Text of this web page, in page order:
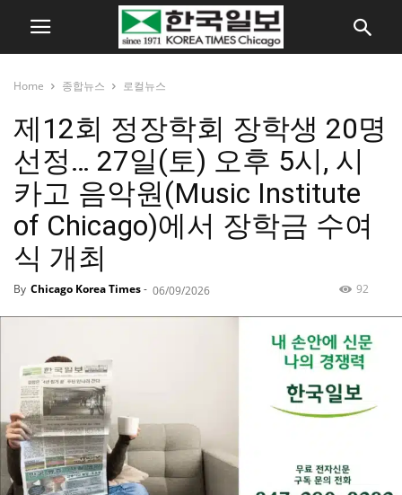
Home 종합뉴스 로컬뉴스
제12회 정장학회 장학생 20명
선정… 27일(토) 오후 5시, 시
카고 음악원(Music Institute
of Chicago)에서 장학금 수여
식 개최
By Chicago Korea Times- 06/09/2026 92